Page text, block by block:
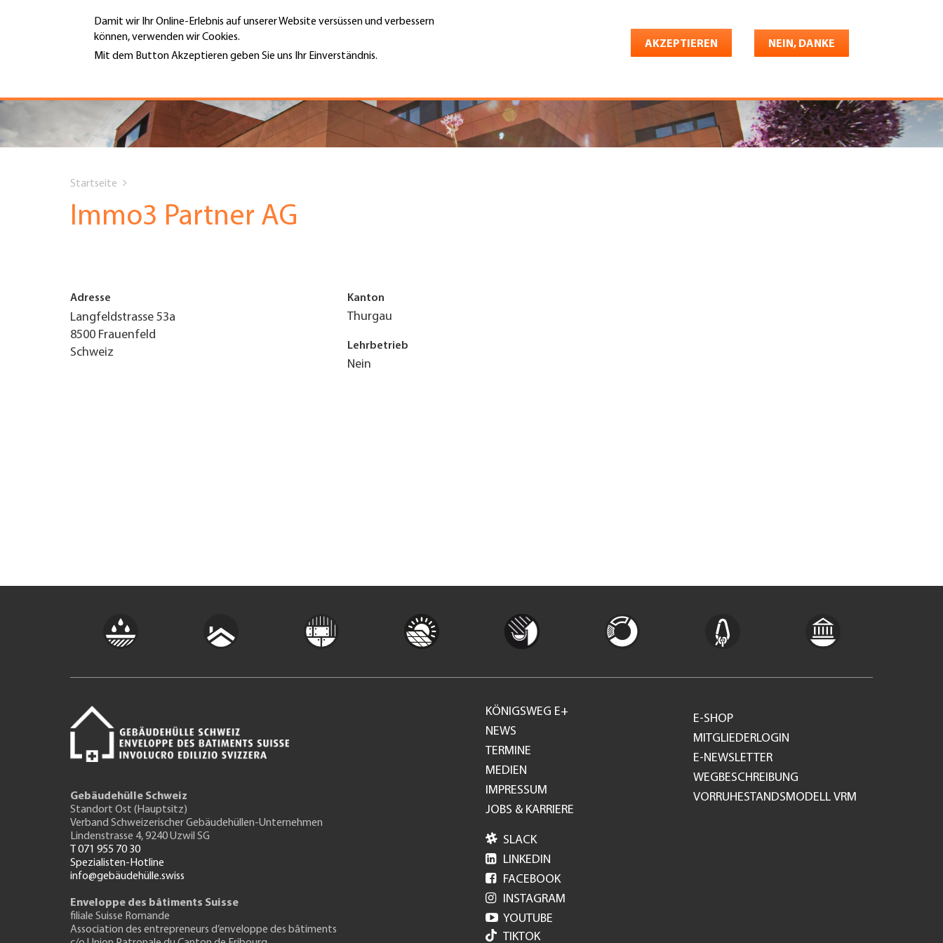
Damit wir Ihr Online-Erlebnis auf unserer Website versüssen und verbessern
können, verwenden wir Cookies.
Mit dem Button Akzeptieren geben Sie uns Ihr Einverständnis.
AKZEPTIEREN NEIN, DANKE
Hauptnavigation
PORTRÄT
DIENSTLEISTUNGEN
JOBS & KARRIERE
UNTERNEHMEN FINDEN
MENÜ
Top
Menu
Jobs & Karriere Shop Konto Deutsch
are
Startseite
Immo3 Partner AG
Adresse
Langfeldstrasse 53a
8500 Frauenfeld
Schweiz
Kanton
Thurgau
Lehrbetrieb
Nein
Gebäudehülle Schweiz
Standort Ost (Hauptsitz)
Verband Schweizerischer Gebäudehüllen-Unternehmen
Lindenstrasse 4, 9240 Uzwil SG
T 071 955 70 30
Spezialisten-Hotline
info@gebäudehülle.swiss
Enveloppe des bâtiments Suisse
filiale Suisse Romande
Association des entrepreneurs d’enveloppe des bâtiments
Footer
GH
KÖNIGSWEG E+
NEWS
TERMINE
MEDIEN
IMPRESSUM
JOBS & KARRIERE
E-SHOP
MITGLIEDERLOGIN
E-NEWSLETTER
WEGBESCHREIBUNG
VORRUHESTANDSMODELL VRM
 SLACK
 LINKEDIN
 FACEBOOK
 INSTAGRAM
 YOUTUBE
TIKTOK